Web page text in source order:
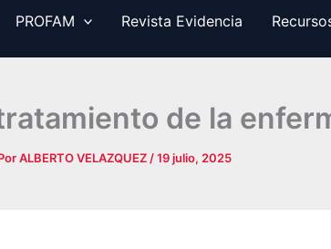
PROFAM Revista Evidencia
de la
ALBERTO VELAZQUEZ /19 julio, 2025